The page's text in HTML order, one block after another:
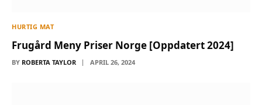
HURTIG MAT
Frugård Meny Priser Norge [Oppdatert 2024]
BY ROBERTA TAYLOR APRIL 26, 2024